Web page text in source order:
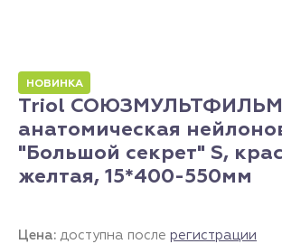
НОВИНКА
Triol
анатомическая
"Большой секрет" S,
желтая, 15*400-550мм
Цена: доступна после регистрации